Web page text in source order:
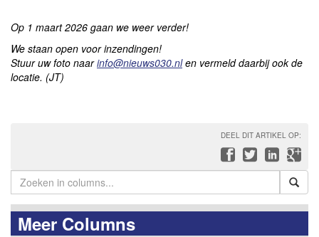
Op 1 maart 2026 gaan we weer verder!
We staan open voor inzendingen!
Stuur uw foto naarinfo@nieuws030.nlen vermeld daarbij ook de
locatie. (JT)
DEEL DIT ARTIKEL OP:
Meer Columns